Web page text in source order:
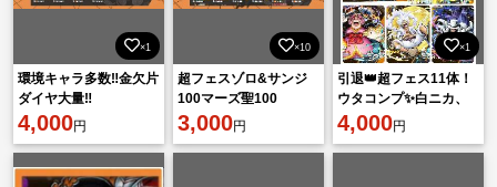
×1
環境キャラ多数‼️金欠片
ダイヤ大量‼️
4,000円
×10
超フェスゾロ&サンジ
100マーズ聖100
3,000円
×1
引退👑超フェス11体！
ウタコンプ✨白ニカ、
黄猿💯ニカ💯クザン💯
カイドウ💯など多数所
4,000円